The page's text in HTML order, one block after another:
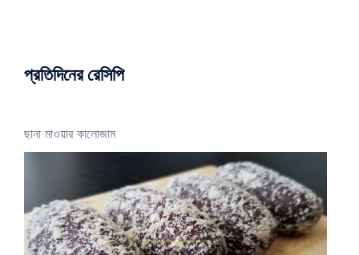
প্রতিদিনের রেসিপি
ছানা মাওয়ার কালোজাম